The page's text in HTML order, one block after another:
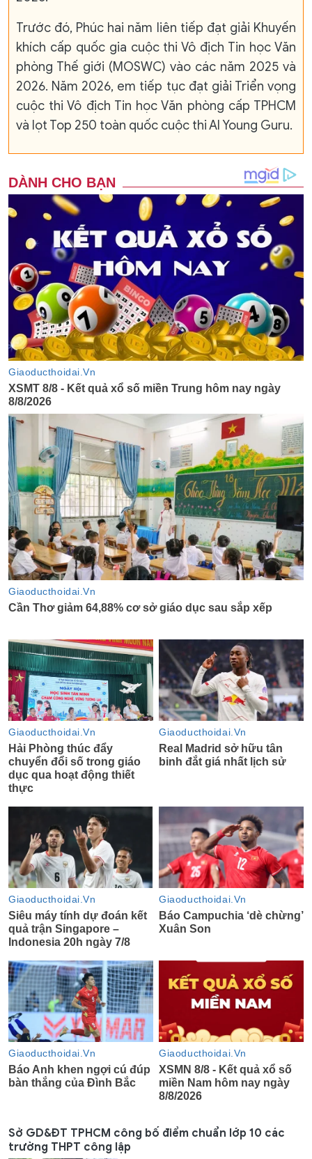
Trước đó, Phúc hai năm liên tiếp đạt giải Khuyến
khích cấp quốc gia cuộc thi Vô địch Tin học Văn
phòng Thế giới (MOSWC) vào các năm 2025 và
2026. Năm 2026, em tiếp tục đạt giải Triển vọng
cuộc thi Vô địch Tin học Văn phòng cấp TPHCM
và lọt Top 250 toàn quốc cuộc thi AI Young Guru.
Sở GD&ĐT TPHCM công bố điểm chuẩn lớp 10 các
trường THPT công lập